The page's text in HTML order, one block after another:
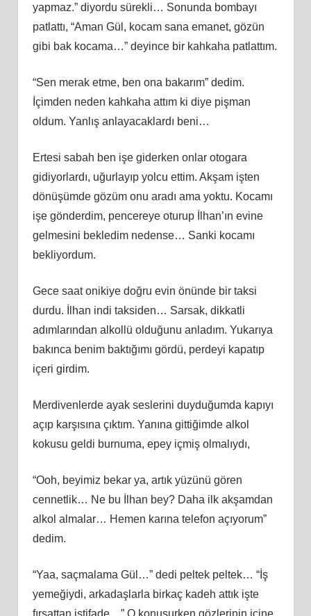
yapmaz.” diyordu sürekli… Sonunda bombayı
patlattı, “Aman Gül, kocam sana emanet, gözün
gibi bak kocama…” deyince bir kahkaha patlattım.
“Sen merak etme, ben ona bakarım” dedim.
İçimden neden kahkaha attım ki diye pişman
oldum. Yanlış anlayacaklardı beni…
Ertesi sabah ben işe giderken onlar otogara
gidiyorlardı, uğurlayıp yolcu ettim. Akşam işten
dönüşümde gözüm onu aradı ama yoktu. Kocamı
işe gönderdim, pencereye oturup İlhan’ın evine
gelmesini bekledim nedense… Sanki kocamı
bekliyordum.
Gece saat onikiye doğru evin önünde bir taksi
durdu. İlhan indi taksiden… Sarsak, dikkatli
adımlarından alkollü olduğunu anladım. Yukarıya
bakınca benim baktığımı gördü, perdeyi kapatıp
içeri girdim.
Merdivenlerde ayak seslerini duyduğumda kapıyı
açıp karşısına çıktım. Yanına gittiğimde alkol
kokusu geldi burnuma, epey içmiş olmalıydı,
“Ooh, beyimiz bekar ya, artık yüzünü gören
cennetlik… Ne bu İlhan bey? Daha ilk akşamdan
alkol almalar… Hemen karına telefon açıyorum”
dedim.
“Yaa, saçmalama Gül…” dedi peltek peltek… “İş
yemeğiydi, arkadaşlarla birkaç kadeh attık işte
fırsattan istifade…” O konuşurken gözlerinin içine